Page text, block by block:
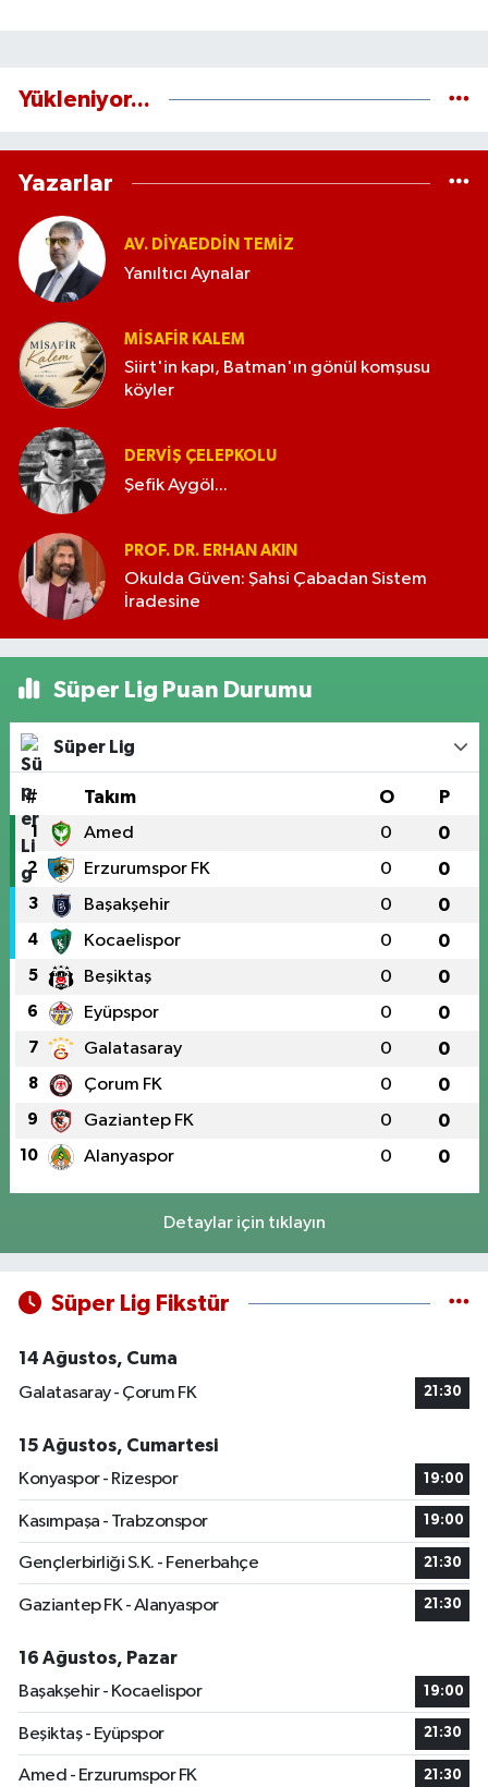
Yükleniyor...
Yazarlar
AV. DIYAEDDIN TEMIZ
Yanıltıcı Aynalar
MISAFIR KALEM
Siirt'in kapı, Batman'ın gönül komşusu
köyler
DERVIŞ ÇELEPKOLU
Şefik Aygöl...
PROF. DR. ERHAN AKIN
Okulda Güven: Şahsi Çabadan Sistem
İradesine
Süper Lig Puan Durumu
Süper Lig
# Takım O P
1 Amed 0 0
2 Erzurumspor FK 0 0
3 Başakşehir 0 0
4 Kocaelispor 0 0
5 Beşiktaş 0 0
6 Eyüpspor 0 0
7 Galatasaray 0 0
8 Çorum FK 0 0
9 Gaziantep FK 0 0
10 Alanyaspor 0 0
Detaylar için tıklayın
Süper Lig Fikstür
14 Ağustos, Cuma
Galatasaray - Çorum FK
21:30
15 Ağustos, Cumartesi
Konyaspor - Rizespor
19:00
Kasımpaşa - Trabzonspor 19:00
Gençlerbirliği S.K. - Fenerbahçe 21:30
Gaziantep FK - Alanyaspor 21:30
16 Ağustos, Pazar
Başakşehir - Kocaelispor
19:00
Beşiktaş - Eyüpspor 21:30
Amed - Erzurumspor FK 21:30